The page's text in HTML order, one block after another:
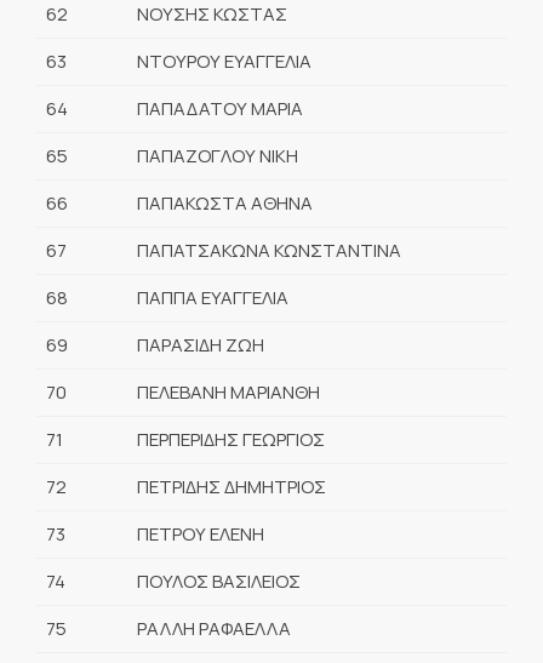
62
ΝΟΥΣΗΣ ΚΩΣΤΑΣ
63
ΝΤΟΥΡΟΥ ΕΥΑΓΓΕΛΙΑ
64
ΠΑΠΑΔΑΤΟΥ ΜΑΡΙΑ
65
ΠΑΠΑΖΟΓΛΟΥ ΝΙΚΗ
66
ΠΑΠΑΚΩΣΤΑ ΑΘΗΝΑ
67
ΠΑΠΑΤΣΑΚΩΝΑ ΚΩΝΣΤΑΝΤΙΝΑ
68
ΠΑΠΠΑ ΕΥΑΓΓΕΛΙΑ
69
ΠΑΡΑΣΙΔΗ ΖΩΗ
70
ΠΕΛΕΒΑΝΗ ΜΑΡΙΑΝΘΗ
71
ΠΕΡΠΕΡΙΔΗΣ ΓΕΩΡΓΙΟΣ
72
ΠΕΤΡΙΔΗΣ ΔΗΜΗΤΡΙΟΣ
73
ΠΕΤΡΟΥ ΕΛΕΝΗ
74
ΠΟΥΛΟΣ ΒΑΣΙΛΕΙΟΣ
75
ΡΑΛΛΗ ΡΑΦΑΕΛΛΑ